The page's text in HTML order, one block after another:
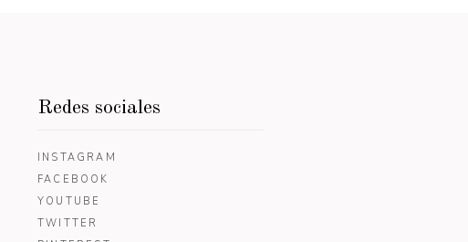
Redes sociales
INSTAGRAM
FACEBOOK
YOUTUBE
TWITTER